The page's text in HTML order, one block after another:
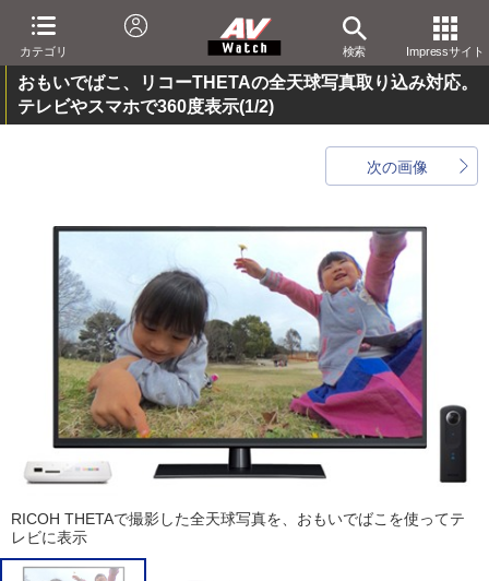
カテゴリ 検索 Impressサイト
おもいでばこ、リコーTHETAの全天球写真取り込み対応。
テレビやスマホで360度表示(1/2)
次の画像
RICOH THETAで撮影した全天球写真を、おもいでばこを使ってテ
レビに表示